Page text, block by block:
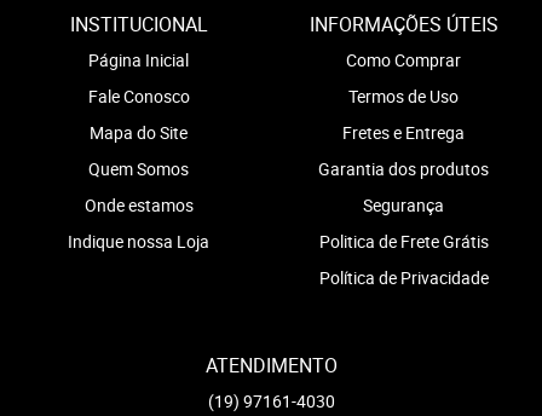
INSTITUCIONAL
Página Inicial
Fale Conosco
Mapa do Site
Quem Somos
Onde estamos
Indique nossa Loja
INFORMAÇÕES ÚTEIS
Como Comprar
Termos de Uso
Fretes e Entrega
Garantia dos produtos
Segurança
Politica de Frete Grátis
Política de Privacidade
ATENDIMENTO
(19) 97161-4030